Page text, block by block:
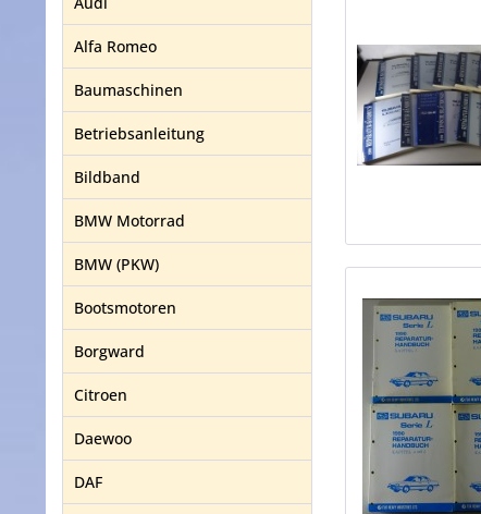
Alfa Romeo
Baumaschinen
Betriebsanleitung
Bildband
BMW Motorrad
BMW (PKW)
Bootsmotoren
Borgward
Citroen
Daewoo
DAF